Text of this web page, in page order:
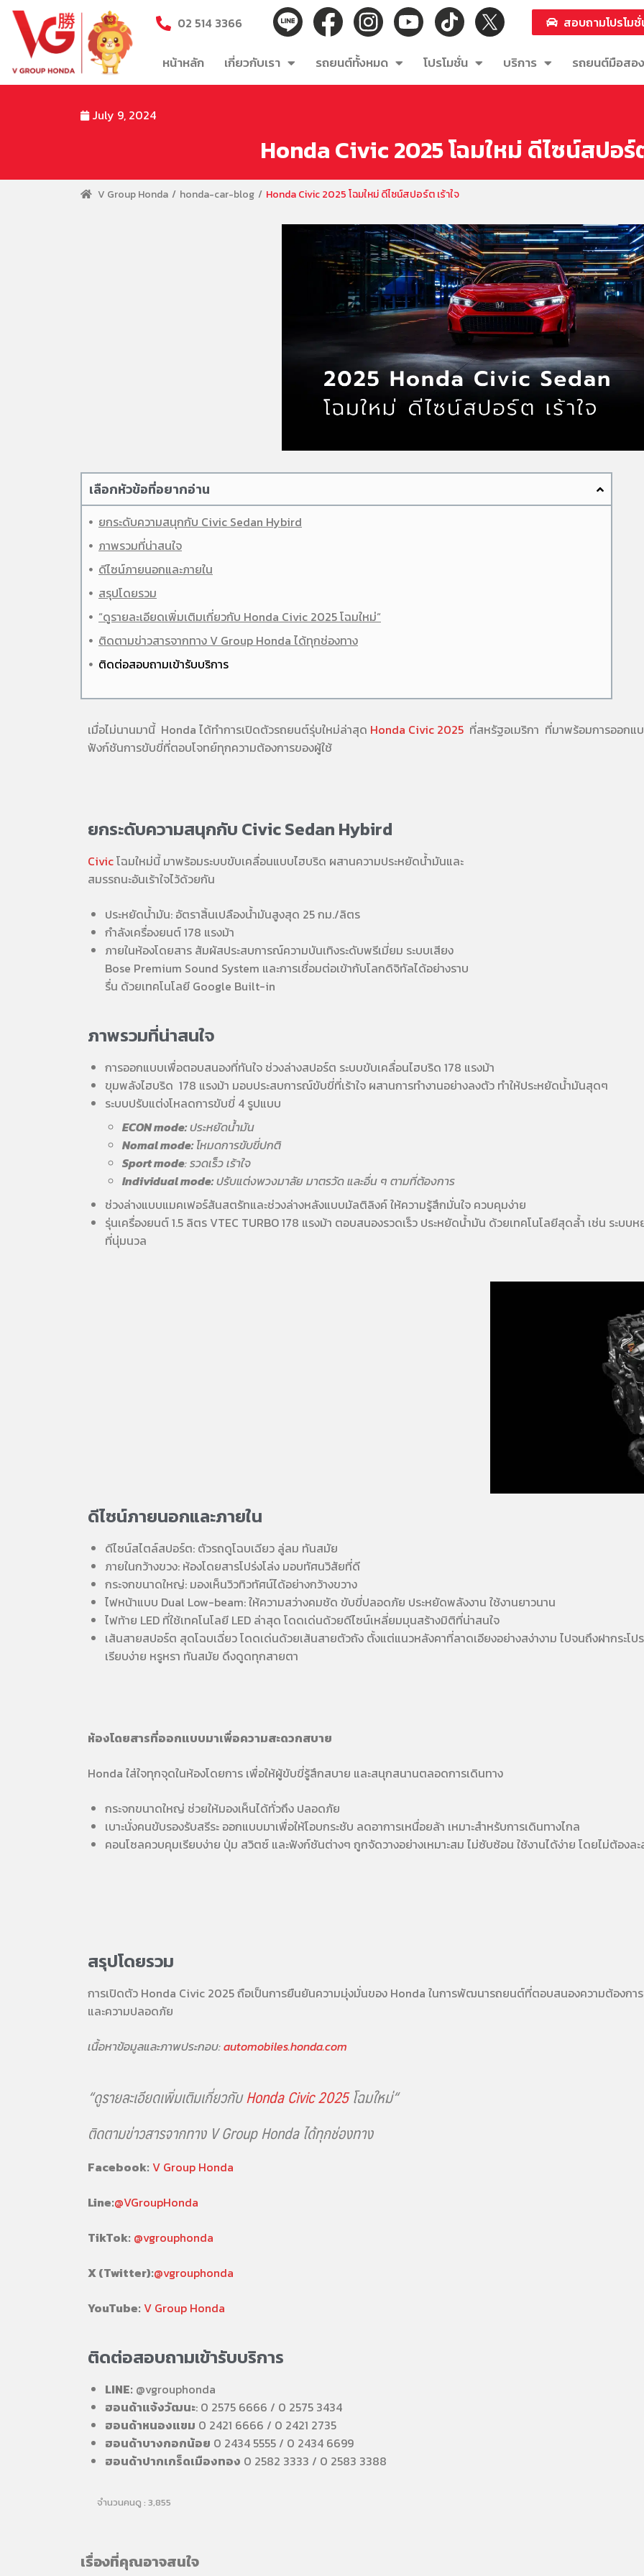
02 514 3366 สอบถามโปรโม
หน้าหลัก เกี่ยวกับเรา รถยนต์ทั้งหมด โปรโมชั่น บริการ รถยนต์มือสอง
July 9, 2024
Honda Civic 2025 โฉมใหม่ ดีไซน์สปอร์
V Group Honda honda-car-blog Honda Civic 2025 โฉมใหม่ ดีไซน์สปอร์ต เร้าใจ
เลือกหัวข้อที่อยากอ่าน
ยกระดับความสนุกกับ Civic Sedan Hybird
ภาพรวมที่น่าสนใจ
ดีไซน์ภายนอกและภายใน
สรุปโดยรวม
“ดูรายละเอียดเพิ่มเติมเกี่ยวกับ Honda Civic 2025 โฉมใหม่“
ติดตามข่าวสารจากทาง V Group Honda ได้ทุกช่องทาง
ติดต่อสอบถามเข้ารับบริการ
เมื่อไม่นานมานี้ Honda ได้ทำการเปิดตัวรถยนต์รุ่บใหม่ล่าสุด Honda Civic 2025 ที่สหรัฐอเมริกา ที่มาพร้อมการออก
ฟังก์ชันการขับขี่ที่ตอบโจทย์ทุกความต้องการของผู้ใช้
ยกระดับความสนุกกับ Civic Sedan Hybird
Civicโฉมใหม่นี้ มาพร้อมระบบขับเคลื่อนแบบไฮบริด ผสานความประหยัดน้ำมันและ
สมรรถนะอันเร้าใจไว้ด้วยกัน
ประหยัดน้ำมัน: อัตราสิ้นเปลืองน้ำมันสูงสุด 25 กม./ลิตร
กำลังเครื่องยนต์ 178 แรงม้า
ภายในห้องโดยสาร สัมผัสประสบการณ์ความบันเทิงระดับพรีเมี่ยม ระบบเสียง
Bose Premium Sound System และการเชื่อมต่อเข้ากับโลกดิจิทัลได้อย่างราบ
รื่น ด้วยเทคโนโลยี Google Built-in
ภาพรวมที่น่าสนใจ
การออกแบบเพื่อตอบสนองที่ทันใจ ช่วงล่างสปอร์ต ระบบขับเคลื่อนไฮบริด 178 แรงม้า
ขุมพลังไฮบริด 178 แรงม้า มอบประสบการณ์ขับขี่ที่เร้าใจ ผสานการทำงานอย่างลงตัว ทำให้ประหยัดน้ำมันสุดๆ
ระบบปรับแต่งโหลดการขับขี่ 4 รูปแบบ
ECON mode:ประหยัดน้ำมัน
Nomal mode:โหมดการขับขี่ปกติ
Sport mode: รวดเร็ว เร้าใจ
Individual mode:ปรับแต่งพวงมาลัย มาตรวัด และอื่น ๆ ตามที่ต้องการ
ช่วงล่างแบบแมคเฟอร์สันสตรัทและช่วงล่างหลังแบบมัลติลิงค์ ให้ความรู้สึกมั่นใจ ควบคุมง่าย
รุ่นเครื่องยนต์ 1.5 ลิตร VTEC TURBO 178 แรงม้า ตอบสนองรวดเร็ว ประหยัดน้ำมัน ด้วยเทคโนโลยีสุดล้ำ เช่น ระ
ที่นุ่มนวล
ดีไซน์ภายนอกและภายใน
ดีไซน์สไตล์สปอร์ต: ตัวรถดูโฉบเฉียว ลู่ลม ทันสมัย
ภายในกว้างขวง: ห้องโดยสารโปร่งโล่ง มอบทัศนวิสัยที่ดี
กระจกขนาดใหญ่: มองเห็นวิวทิวทัศน์ได้อย่างกว้างขวาง
ไฟหน้าแบบ Dual Low-beam: ให้ความสว่างคมชัด ขับขี่ปลอดภัย ประหยัดพลังงาน ใช้งานยาวนาน
ไฟท้าย LED ที่ใช้เทคโนโลยี LED ล่าสุด โดดเด่นด้วยดีไซน์เหลี่ยมมุนสร้างมิติที่น่าสนใจ
เส้นสายสปอร์ต สุดโฉบเฉี่ยว โดดเด่นด้วยเส้นสายตัวถัง ตั้งแต่แนวหลังคาที่ลาดเอียงอย่างสง่างาม ไปจนถึงฝากระโ
เรียบง่าย หรูหรา ทันสมัย ดึงดูดทุกสายตา
ห้องโดยสารที่ออกแบบมาเพื่อความสะดวกสบาย
Honda ใส่ใจทุกจุดในห้องโดยการ เพื่อให้ผู้ขับขี่รู้สึกสบาย และสนุกสนานตลอดการเดินทาง
กระจกขนาดใหญ่ ช่วยให้มองเห็นได้ทั่วถึง ปลอดภัย
เบาะนั่งคนขับรองรับสรีระ ออกแบบมาเพื่อให้โอบกระชับ ลดอาการเหนื่อยล้า เหมาะสำหรับการเดินทางไกล
คอนโซลควบคุมเรียบง่าย ปุ่ม สวิตซ์ และฟังก์ชันต่างๆ ถูกจัดวางอย่างเหมาะสม ไม่ซับซ้อน ใช้งานได้ง่าย โดยไม่ต้องล
สรุปโดยรวม
การเปิดตัว Honda Civic 2025 ถือเป็นการยืนยันความมุ่งมั่นของ Honda ในการพัฒนารถยนต์ที่ตอบสนองความต้องกา
และความปลอดภัย
เนื้อหาข้อมูลและภาพประกอบ:automobiles.honda.com
“ดูรายละเอียดเพิ่มเติมเกี่ยวกับHonda Civic 2025โฉมใหม่“
ติดตามข่าวสารจากทาง V Group Honda ได้ทุกช่องทาง
Facebook: V Group Honda
Line:@VGroupHonda
TikTok: @vgrouphonda
X (Twitter):@vgrouphonda
YouTube: V Group Honda
ติดต่อสอบถามเข้ารับบริการ
LINE: @vgrouphonda
ฮอนด้าแจ้งวัฒนะ: 0 2575 6666 / 0 2575 3434
ฮอนด้าหนองแขม 0 2421 6666 / 0 2421 2735
ฮอนด้าบางกอกน้อย 0 2434 5555 / 0 2434 6699
ฮอนด้าปากเกร็ดเมืองทอง 0 2582 3333 / 0 2583 3388
จำนวนคนดู : 3,855
เรื่องที่คุณอาจสนใจ